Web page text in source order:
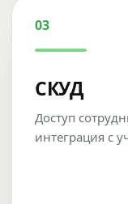
03
СКУД
Доступ
интеграция с